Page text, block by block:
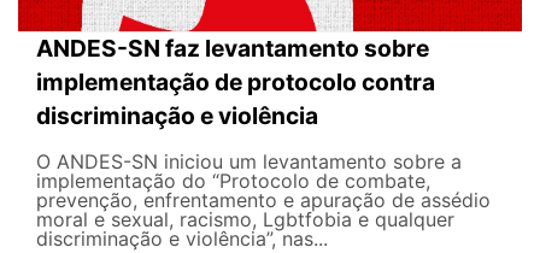
ANDES-SN faz levantamento sobre
implementação de protocolo contra
discriminação e violência
O ANDES-SN iniciou um levantamento sobre a
implementação do “Protocolo de combate,
prevenção, enfrentamento e apuração de assédio
moral e sexual, racismo, Lgbtfobia e qualquer
discriminação e violência”, nas...